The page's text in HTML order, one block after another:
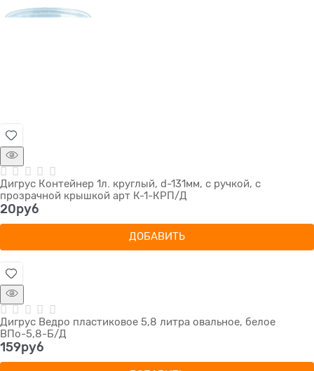
Дигрус Контейнер 1л. круглый, d-131мм, с ручкой, с
прозрачной крышкой арт К-1-КРП/Д
20руб
ДОБАВИТЬ
Дигрус Ведро пластиковое 5,8 литра овальное, белое
ВПо-5,8-Б/Д
159руб